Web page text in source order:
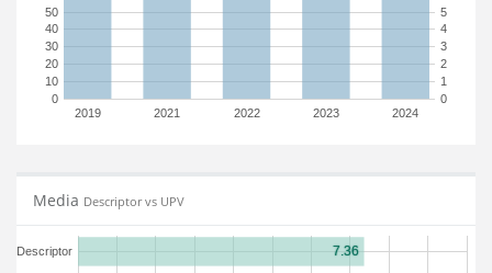
2019 2021 2022 2023 2024
0
10
20
30
40
50
0
1
2
3
4
5
Media Descriptor vs UPV
Descriptor